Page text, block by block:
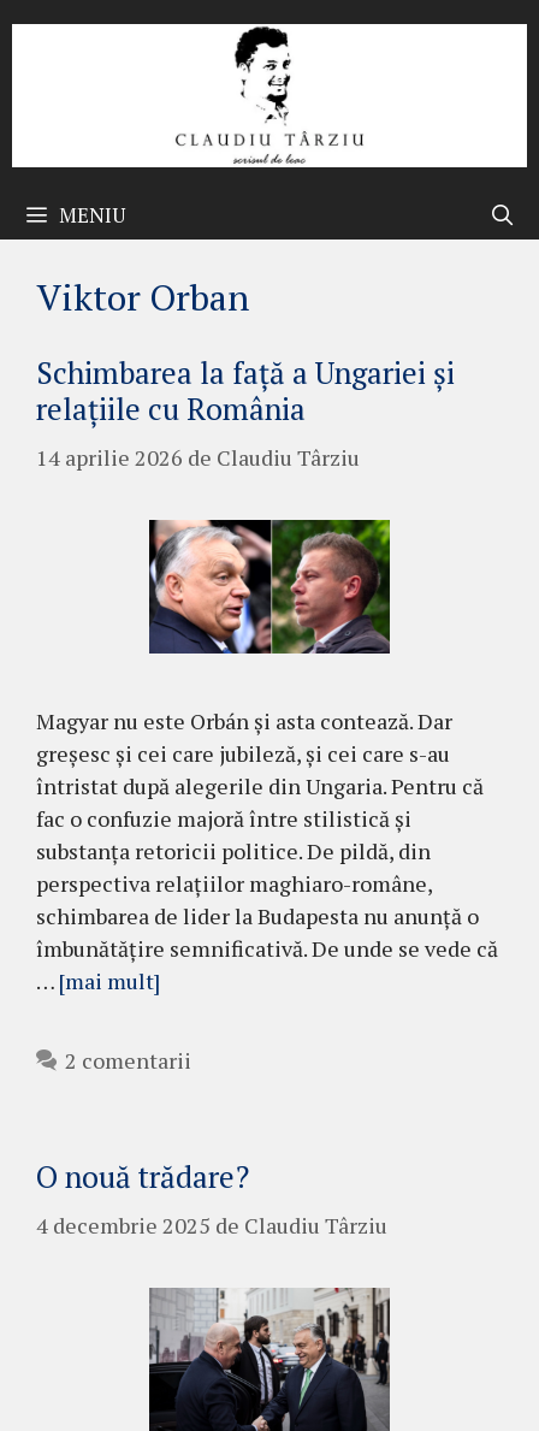
MENIU
Viktor Orban
Schimbarea la față a Ungariei și
relațiile cu România
14 aprilie 2026 de Claudiu Târziu
Magyar nu este Orbán și asta contează. Dar
greșesc și cei care jubileză, și cei care s-au
întristat după alegerile din Ungaria. Pentru că
fac o confuzie majoră între stilistică și
substanța retoricii politice. De pildă, din
perspectiva relațiilor maghiaro-române,
schimbarea de lider la Budapesta nu anunță o
îmbunătățire semnificativă. De unde se vede că
… [mai mult]
2 comentarii
O nouă trădare?
4 decembrie 2025 de Claudiu Târziu